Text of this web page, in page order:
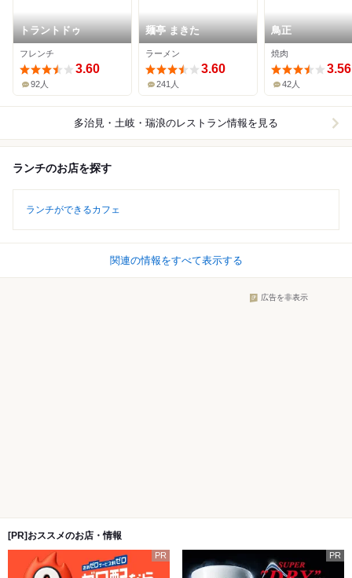
トラントドゥ
フレンチ
3.60
92人
麺亭 まきた
ラーメン
3.60
241人
鳥正
焼肉
3.56
42人
多治見・土岐・瑞浪のレストラン情報を見る
ランチのお店を探す
ランチができるカフェ
関連の情報をすべて表示する
広告を非表示
[PR]おススメのお店・情報
PR PR